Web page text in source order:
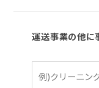
運送事業の他に